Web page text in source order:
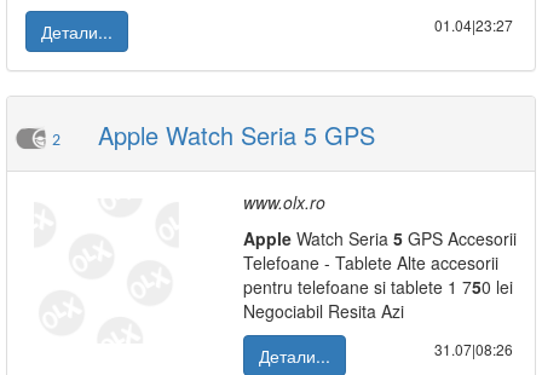
Детали...
01.04|23:27
2 Apple Watch Seria 5 GPS
www.olx.ro
Apple Watch Seria 5 GPS Accesorii
Telefoane - Tablete Alte accesorii
pentru telefoane si tablete 1 750 lei
Negociabil Resita Azi
Детали...
31.07|08:26